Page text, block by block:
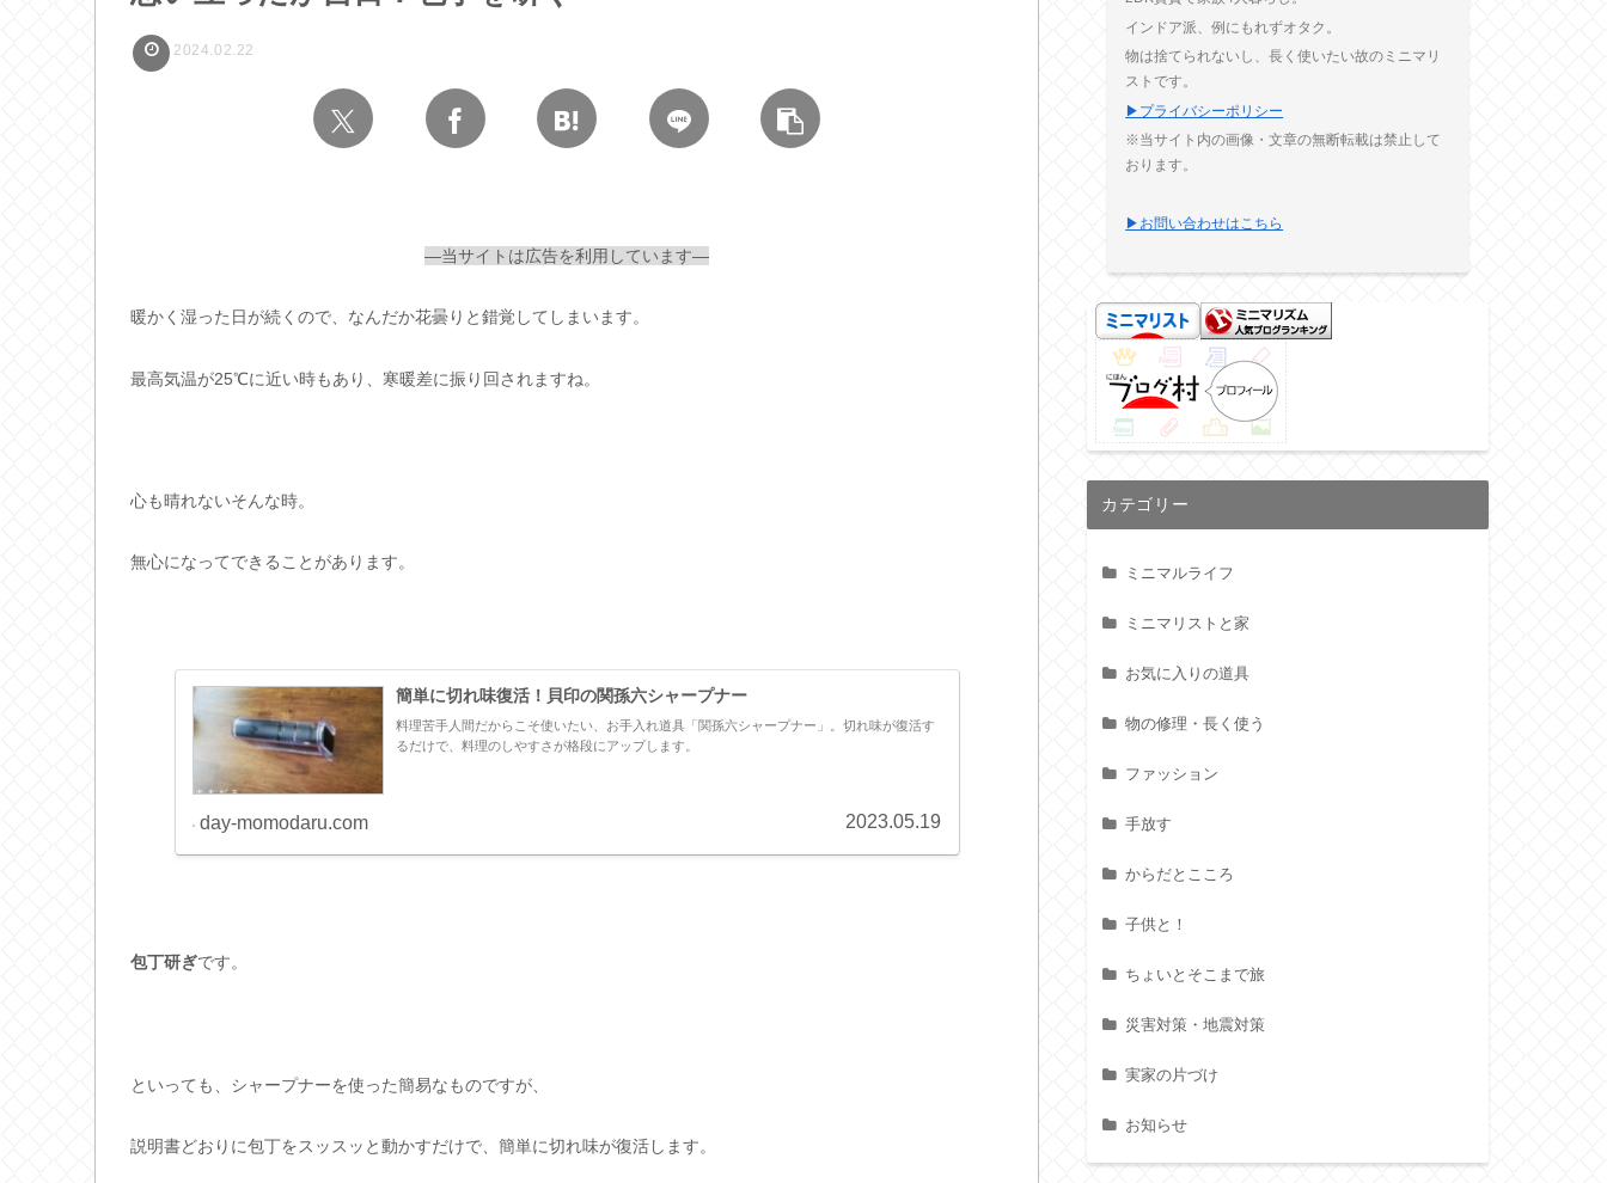
2024.02.22
—当サイトは広告を利用しています—
暖かく湿った日が続くので、なんだか花曇りと錯覚してしまいます。
最高気温が25℃に近い時もあり、寒暖差に振り回されますね。
心も晴れないそんな時。
無心になってできることがあります。
簡単に切れ味復活！貝印の関孫六シャープナー
料理苦手人間だからこそ使いたい、お手入れ道具「関孫六シャープナー」。切れ味が復活す
るだけで、料理のしやすさが格段にアップします。
day-momodaru.com 2023.05.19
包丁研ぎです。
といっても、シャープナーを使った簡易なものですが、
説明書どおりに包丁をスッスッと動かすだけで、簡単に切れ味が復活します。
インドア派、例にもれずオタク。
物は捨てられないし、長く使いたい故のミニマリ
ストです。
▶プライバシーポリシー
※当サイト内の画像・文章の無断転載は禁止して
おります。
▶お問い合わせはこちら
カテゴリー
ミニマルライフ
ミニマリストと家
お気に入りの道具
物の修理・長く使う
ファッション
手放す
からだとこころ
子供と！
ちょいとそこまで旅
災害対策・地震対策
実家の片づけ
お知らせ